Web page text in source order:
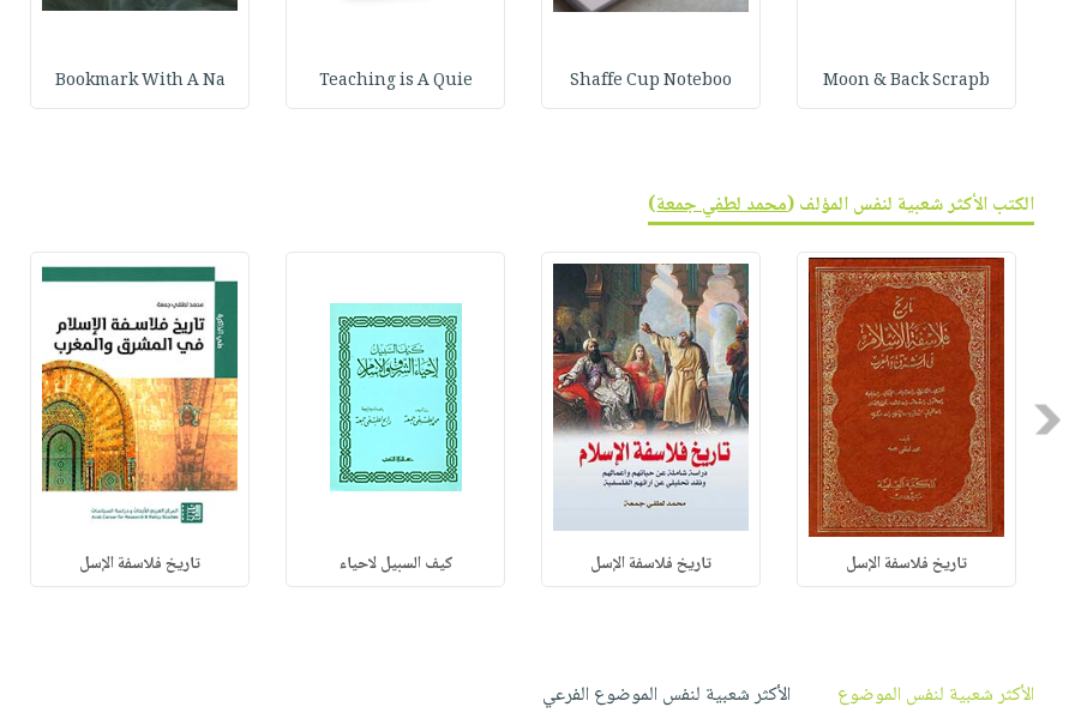
Moon & Back Scrapb
Shaffe Cup Noteboo
Teaching is A Quie
Bookmark With A Na
الكتب الأكثر شعبية لنفس المؤلف (محمد لطفي جمعة)
Previous
تاريخ فلاسفة الإسل تاريخ فلاسفة الإسل كيف السبيل لاحياء تاريخ فلاسفة الإسل
الأكثر شعبية لنفس الموضوع الأكثر شعبية لنفس الموضوع الفرعي